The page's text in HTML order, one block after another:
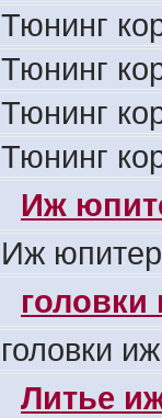
Тюнинг
Тюнинг
Тюнинг
Тюнинг
Иж
Иж
головки
Литье